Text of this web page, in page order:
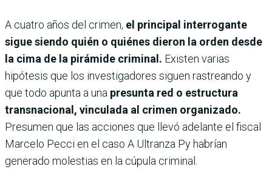
A cuatro años del crimen, el principal interrogante
sigue siendo quién o quiénes dieron la orden desde
la cima de la pirámide criminal. Existen varias
hipótesis que los investigadores siguen rastreando y
que todo apunta a una presunta red o estructura
transnacional, vinculada al crimen organizado.
Presumen que las acciones que llevó adelante el fiscal
Marcelo Pecci en el caso A Ultranza Py habrían
generado molestias en la cúpula criminal.